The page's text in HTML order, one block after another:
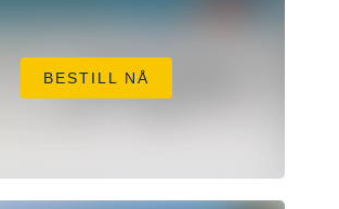
BESTILL NÅ